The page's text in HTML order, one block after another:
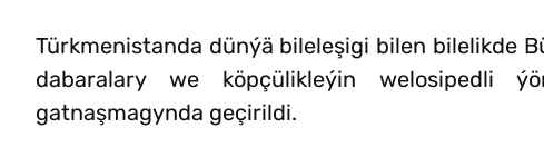
Türkmenistanda dünýä bileleşigi bilen bilelikde
dabaralary we köpçülikleýin welosipedli
gatnaşmagynda geçirildi.